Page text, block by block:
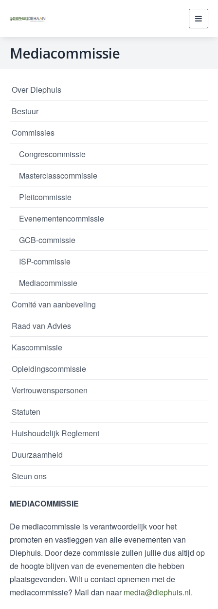
Mediacommissie
Over Diephuis
Bestuur
Commissies
Congrescommissie
Masterclasscommissie
Pleitcommissie
Evenementencommissie
GCB-commissie
ISP-commissie
Mediacommissie
Comité van aanbeveling
Raad van Advies
Kascommissie
Opleidingscommissie
Vertrouwenspersonen
Statuten
Huishoudelijk Reglement
Duurzaamheid
Steun ons
MEDIACOMMISSIE
De mediacommissie is verantwoordelijk voor het
promoten en vastleggen van alle evenementen van
Diephuis. Door deze commissie zullen jullie dus altijd op
de hoogte blijven van de evenementen die hebben
plaatsgevonden. Wilt u contact opnemen met de
mediacommissie? Mail dan naarmedia@diephuis.nl.